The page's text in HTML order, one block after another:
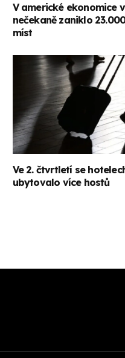
V americké ekonomice
nečekaně zaniklo
míst
Ve 2. čtvrtletí se
ubytovalo více hostů